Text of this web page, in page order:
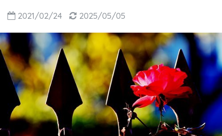
2021/02/24 2025/05/05